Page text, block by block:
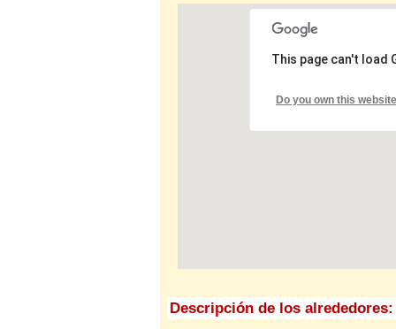
This page can't load
Do you own this
Descripción de los alrededores: